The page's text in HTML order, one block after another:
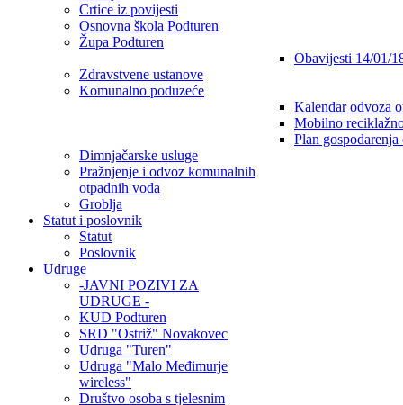
Crtice iz povijesti
Osnovna škola Podturen
Župa Podturen
Obavijesti 14/01/
Zdravstvene ustanove
Komunalno poduzeće
Kalendar odvoza
Mobilno
Plan gospodarenja
Dimnjačarske usluge
Pražnjenje i odvoz komunalnih
otpadnih voda
Groblja
Statut i poslovnik
Statut
Poslovnik
Udruge
-JAVNI POZIVI ZA
UDRUGE -
KUD Podturen
SRD "Ostriž" Novakovec
Udruga "Turen"
Udruga "Malo Međimurje
wireless"
Društvo osoba s tjelesnim